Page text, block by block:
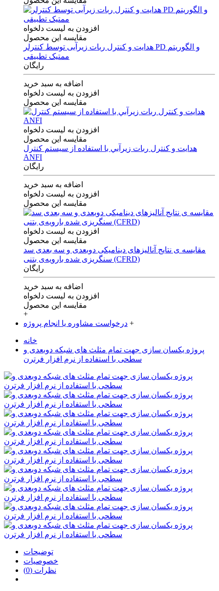
افزودن به لیست دلخواه
مقایسه این محصول
هدایت و کنترل ربات زیرآبی توسط کنترلر PD و الگوریتم
ممتیک تطبیقی
رایگان
اضافه به سبد خرید
افزودن به لیست دلخواه
مقایسه این محصول
افزودن به لیست دلخواه
مقایسه این محصول
هدايت و كنترل ربات زيرآبي با استفاده از سيستم كنترل
ANFI
رایگان
اضافه به سبد خرید
افزودن به لیست دلخواه
مقایسه این محصول
افزودن به لیست دلخواه
مقایسه این محصول
مقایسه ی‌ نتایج آنالیزهای‌ دینامیکی‌ دوبعدی‌ و‌ سه بعدی‌ سد
سنگریزی‌ شده با‌رویه‌ی‌ بتنی‌ (CFRD)
رایگان
اضافه به سبد خرید
افزودن به لیست دلخواه
مقایسه این محصول
+
درخواست مشاوره یا انجام پروژه +
خانه
پروژه یکسان سازی جهت تمام مثلث های شبکه دوبعدی و
سطحی با استفاده از نرم افزار فرترن
توضیحات
خصوصیات
نظرات (0)